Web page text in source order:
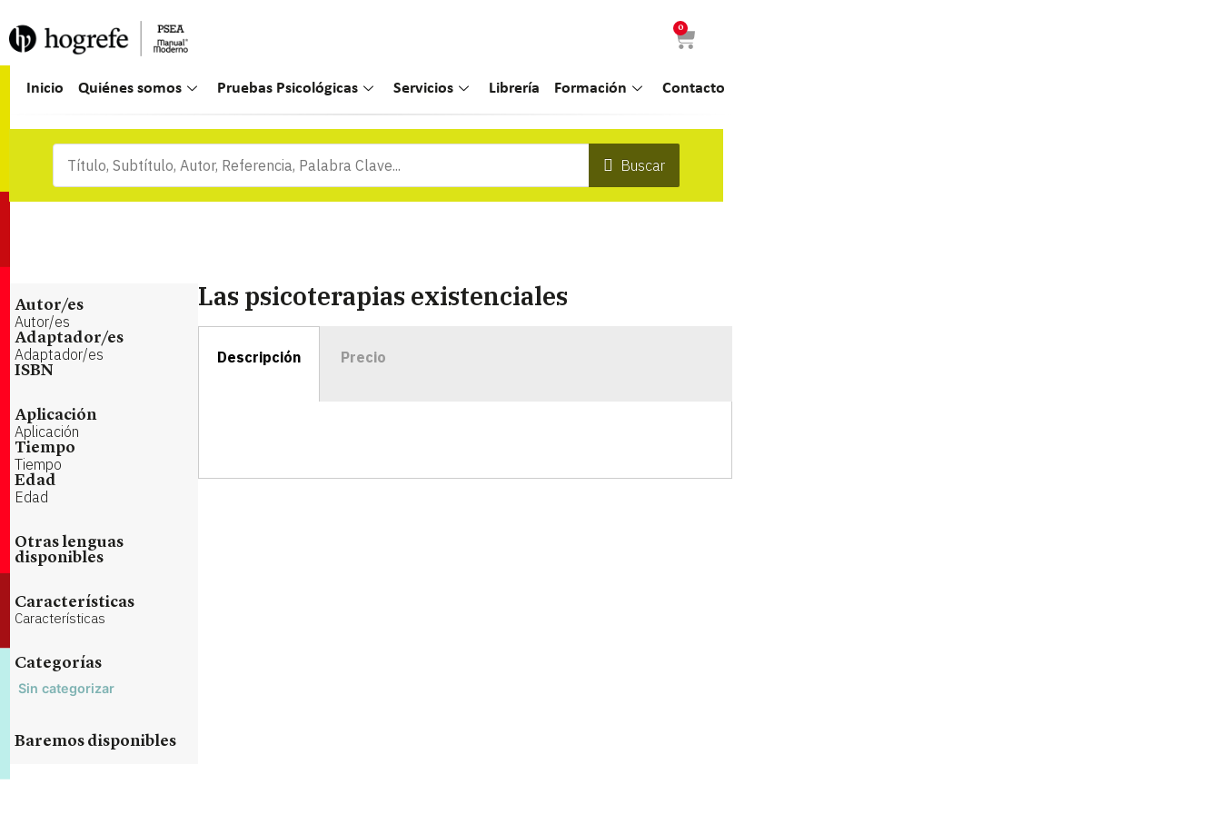
0
Inicio Quiénes somos Pruebas Psicológicas Servicios Librería Formación Contacto
Buscar
Autor/es
Autor/es
Adaptador/es
Adaptador/es
ISBN
Aplicación
Aplicación
Tiempo
Tiempo
Edad
Edad
Otras lenguas
disponibles
Características
Características
Categorías
Sin categorizar
Baremos disponibles
Las psicoterapias existenciales
Descripción Precio